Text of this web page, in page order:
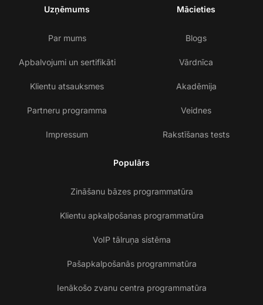
Uzņēmums
Par mums
Apbalvojumi un sertifikāti
Klientu atsauksmes
Partneru programma
Impressum
Mācieties
Blogs
Vārdnīca
Akadēmija
Veidnes
Rakstīšanas tests
Populārs
Zināšanu bāzes programmatūra
Klientu apkalpošanas programmatūra
VoIP tālruņa sistēma
Pašapkalpošanās programmatūra
Ienākošo zvanu centra programmatūra